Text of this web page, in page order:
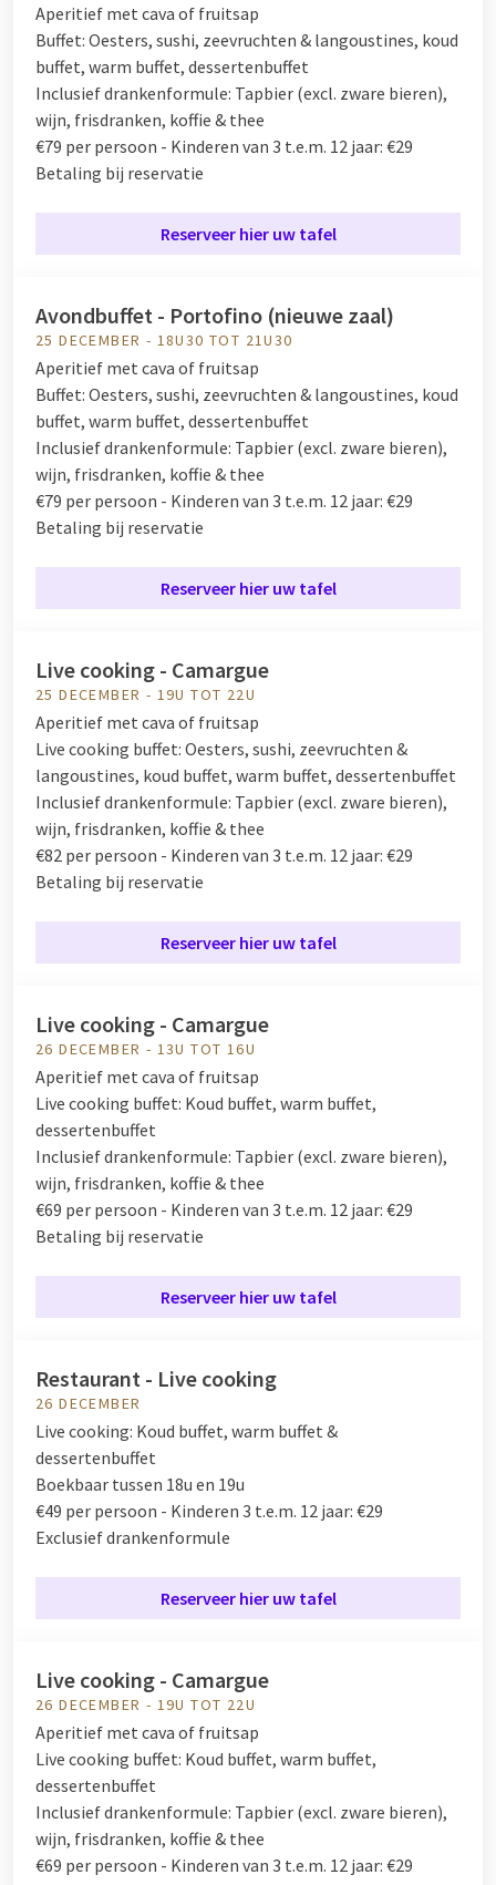
Aperitief met cava of fruitsap
Buffet: Oesters, sushi, zeevruchten & langoustines, koud
buffet, warm buffet, dessertenbuffet
Inclusief drankenformule: Tapbier (excl. zware bieren),
wijn, frisdranken, koffie & thee
€79 per persoon - Kinderen van 3 t.e.m. 12 jaar: €29
Betaling bij reservatie
Reserveer hier uw tafel
Avondbuffet - Portofino (nieuwe zaal)
25 DECEMBER - 18U30 TOT 21U30
Aperitief met cava of fruitsap
Buffet: Oesters, sushi, zeevruchten & langoustines, koud
buffet, warm buffet, dessertenbuffet
Inclusief drankenformule: Tapbier (excl. zware bieren),
wijn, frisdranken, koffie & thee
€79 per persoon - Kinderen van 3 t.e.m. 12 jaar: €29
Betaling bij reservatie
Reserveer hier uw tafel
Live cooking - Camargue
25 DECEMBER - 19U TOT 22U
Aperitief met cava of fruitsap
Live cooking buffet: Oesters, sushi, zeevruchten &
langoustines, koud buffet, warm buffet, dessertenbuffet
Inclusief drankenformule: Tapbier (excl. zware bieren),
wijn, frisdranken, koffie & thee
€82 per persoon - Kinderen van 3 t.e.m. 12 jaar: €29
Betaling bij reservatie
Reserveer hier uw tafel
Live cooking - Camargue
26 DECEMBER - 13U TOT 16U
Aperitief met cava of fruitsap
Live cooking buffet: Koud buffet, warm buffet,
dessertenbuffet
Inclusief drankenformule: Tapbier (excl. zware bieren),
wijn, frisdranken, koffie & thee
€69 per persoon - Kinderen van 3 t.e.m. 12 jaar: €29
Betaling bij reservatie
Reserveer hier uw tafel
Restaurant - Live cooking
26 DECEMBER
Live cooking: Koud buffet, warm buffet &
dessertenbuffet
Boekbaar tussen 18u en 19u
€49 per persoon - Kinderen 3 t.e.m. 12 jaar: €29
Exclusief drankenformule
Reserveer hier uw tafel
Live cooking - Camargue
26 DECEMBER - 19U TOT 22U
Aperitief met cava of fruitsap
Live cooking buffet: Koud buffet, warm buffet,
dessertenbuffet
Inclusief drankenformule: Tapbier (excl. zware bieren),
wijn, frisdranken, koffie & thee
€69 per persoon - Kinderen van 3 t.e.m. 12 jaar: €29